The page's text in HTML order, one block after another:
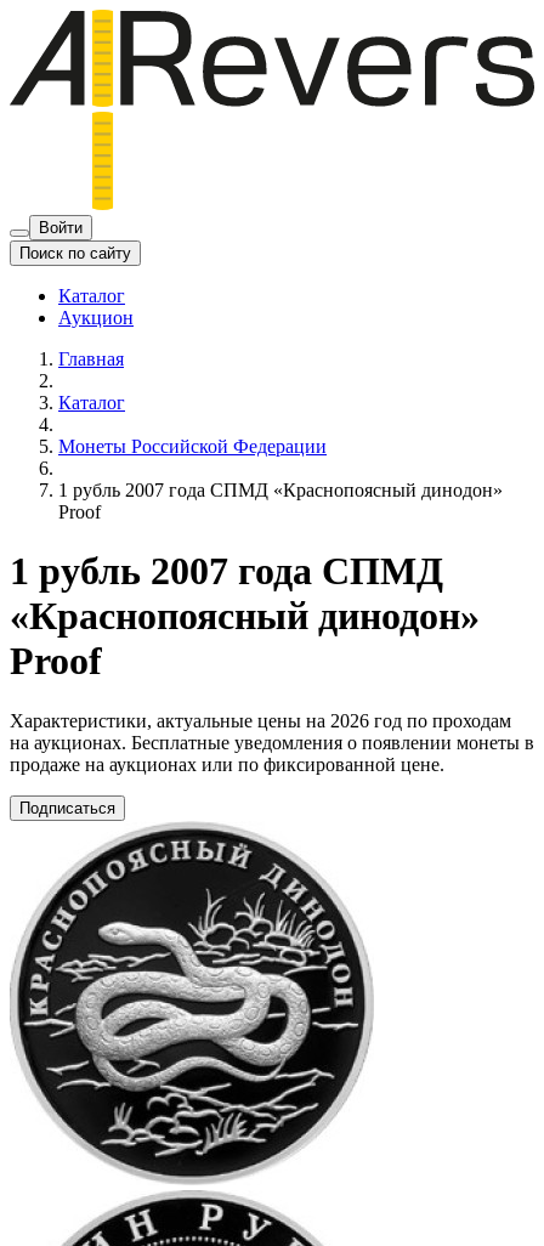
Войти
Поиск по сайту
Каталог
Аукцион
Главная
Каталог
Монеты Российской Федерации
1 рубль 2007 года СПМД «Краснопоясный динодон»
Proof
1 рубль 2007 года СПМД
«Краснопоясный динодон»
Proof
Характеристики, актуальные цены на 2026 год по проходам
на аукционах. Бесплатные уведомления о появлении монеты в
продаже на аукционах или по фиксированной цене.
Подписаться